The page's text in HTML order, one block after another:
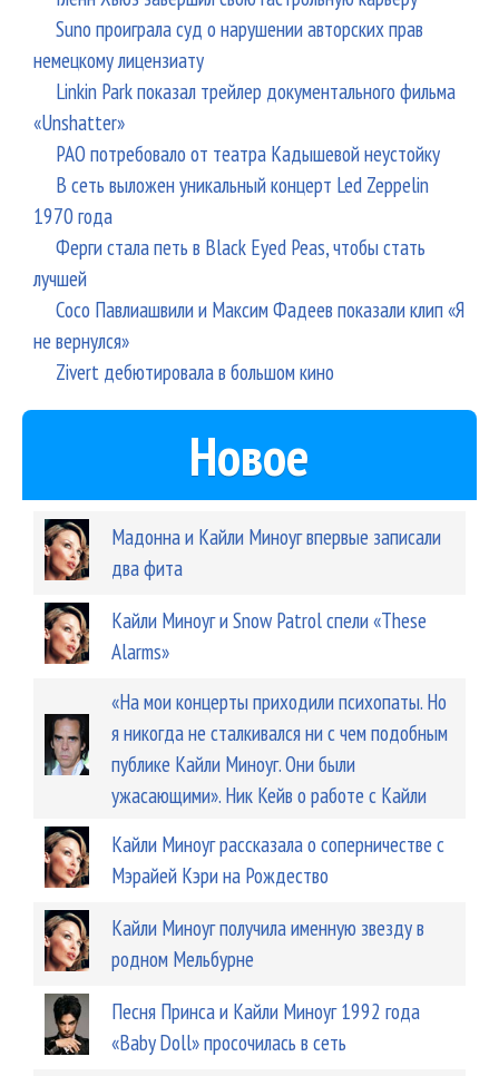
Suno проиграла суд о нарушении авторских прав
немецкому лицензиату
Linkin Park показал трейлер документального фильма
«Unshatter»
РАО потребовало от театра Кадышевой неустойку
В сеть выложен уникальный концерт Led Zeppelin
1970 года
Ферги стала петь в Black Eyed Peas, чтобы стать
лучшей
Сосо Павлиашвили и Максим Фадеев показали клип «Я
не вернулся»
Zivert дебютировала в большом кино
Новое
Мадонна и Кайли Миноуг впервые записали
два фита
Кайли Миноуг и Snow Patrol спели «These
Alarms»
«На мои концерты приходили психопаты. Но
я никогда не сталкивался ни с чем подобным
публике Кайли Миноуг. Они были
ужасающими». Ник Кейв о работе с Кайли
Кайли Миноуг рассказала о соперничестве с
Мэрайей Кэри на Рождество
Кайли Миноуг получила именную звезду в
родном Мельбурне
Песня Принса и Кайли Миноуг 1992 года
«Baby Doll» просочилась в сеть